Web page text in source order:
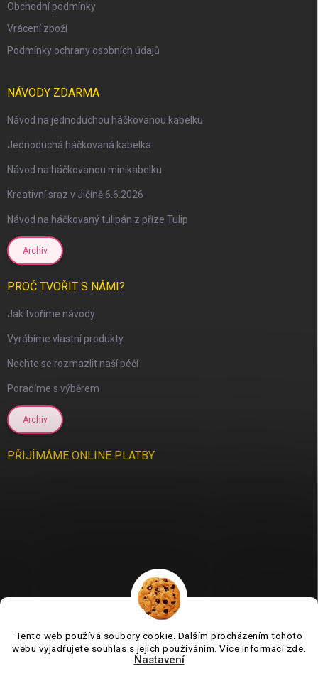
Tento web používá soubory cookie. Dalším procházením tohoto
webu vyjadřujete souhlas s jejich používáním. Více informací zde
Nastavení
Obchodní podmínky
Vrácení zboží
Podmínky ochrany osobních údajů
NÁVODY ZDARMA
Návod na jednoduchou háčkovanou kabelku
Jednoduchá háčkovaná kabelka
Návod na háčkovanou minikabelku
Kreativní sraz v Jičíně 6.6.2026
Návod na háčkovaný tulipán z příze Tulip
Archiv
PROČ TVOŘIT S NÁMI?
Jak tvoříme návody
Vyrábíme vlastní produkty
Nechte se rozmazlit naší péčí
Poradíme s výběrem
Archiv
PŘIJÍMÁME ONLINE PLATBY
Jsme tu pro vás už 11 let❤️